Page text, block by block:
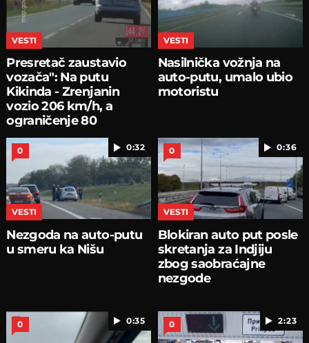
VESTI
Presretač zaustavio
vozača": Na putu
Kikinda - Zrenjanin
vozio 206 km/h, a
ograničenje 80
VESTI
Nasilnička vožnja na
auto-putu, umalo ubio
motoristu
0:32
0
VESTI
Nezgoda na auto-putu
u smeru ka Nišu
0:36
0
VESTI
Blokiran auto put posle
skretanja za Indjiju
zbog saobraćajne
nezgode
0:35
0 2:23
0